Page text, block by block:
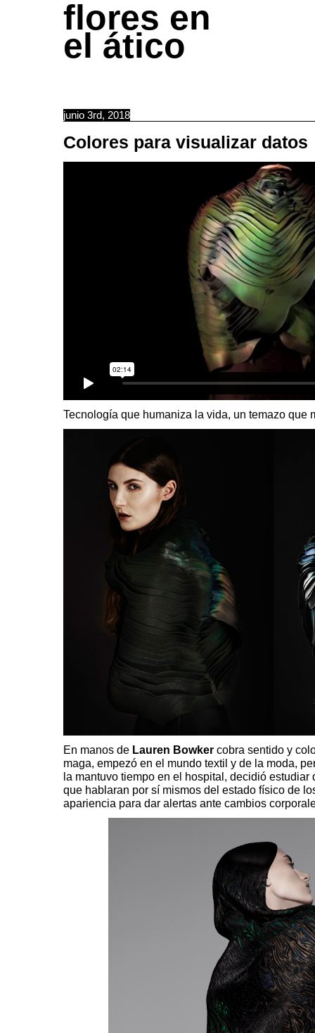
flores en
el ático
junio 3rd, 2018
Colores para visualizar datos
Tecnología que humaniza la vida, un temazo
En manos de Lauren Bowker cobra sentido y
maga, empezó en el mundo textil y de la moda,
la mantuvo tiempo en el hospital, decidió estudiar
que hablaran por sí mismos del estado físico de
apariencia para dar alertas ante cambios